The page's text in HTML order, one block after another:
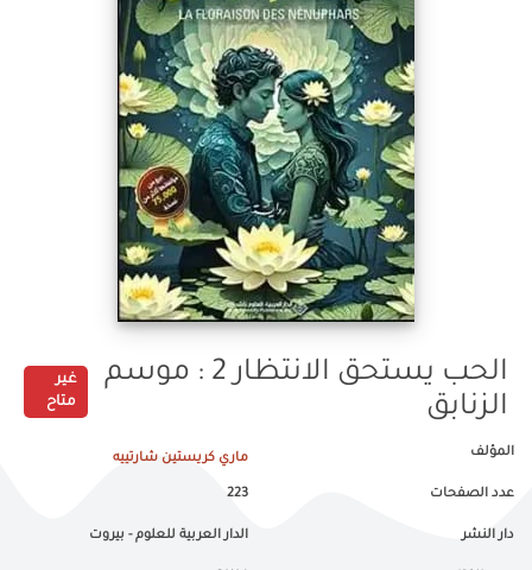
الحب يستحق الانتظار 2 : موسم
الزنابق
غير
متاح
المؤلف ماري كريستين شارتييه
عدد الصفحات 223
دار النشر الدار العربية للعلوم - بيروت